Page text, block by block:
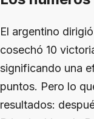
El argentino
cosechó 10
significando una
puntos. Pero lo
resultados: